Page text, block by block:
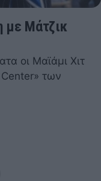
με Μάτζικ
οι Μαϊάμι Χιτ
των